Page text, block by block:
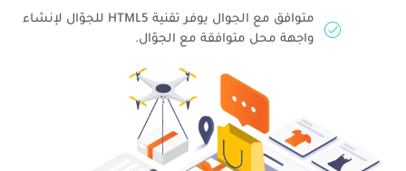
متوافق مع الجوال يوفر تقنية HTML5 للجوّال لإنشاء
واجهة محل متوافقة مع الجوّال.